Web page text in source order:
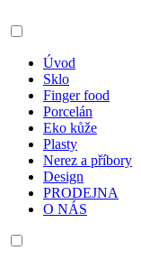
Úvod
Sklo
Finger food
Porcelán
Eko kůže
Plasty
Nerez a příbory
Design
PRODEJNA
O NÁS